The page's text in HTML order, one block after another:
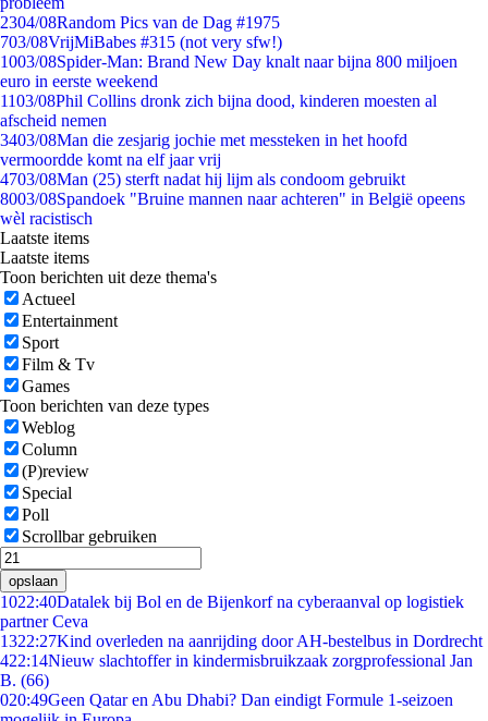
2304/08Random Pics van de Dag #1975
703/08VrijMiBabes #315 (not very sfw!)
1003/08Spider-Man: Brand New Day knalt naar bijna 800 miljoen
euro in eerste weekend
1103/08Phil Collins dronk zich bijna dood, kinderen moesten al
afscheid nemen
3403/08Man die zesjarig jochie met messteken in het hoofd
vermoordde komt na elf jaar vrij
4703/08Man (25) sterft nadat hij lijm als condoom gebruikt
8003/08Spandoek "Bruine mannen naar achteren" in België opeens
wèl racistisch
Laatste items
Laatste items
Toon berichten uit deze thema's
Actueel
Entertainment
Sport
Film & Tv
Games
Toon berichten van deze types
Weblog
Column
(P)review
Special
Poll
Scrollbar gebruiken
opslaan
1022:40Datalek bij Bol en de Bijenkorf na cyberaanval op logistiek
partner Ceva
1322:27Kind overleden na aanrijding door AH-bestelbus in Dordrecht
422:14Nieuw slachtoffer in kindermisbruikzaak zorgprofessional Jan
B. (66)
020:49Geen Qatar en Abu Dhabi? Dan eindigt Formule 1-seizoen